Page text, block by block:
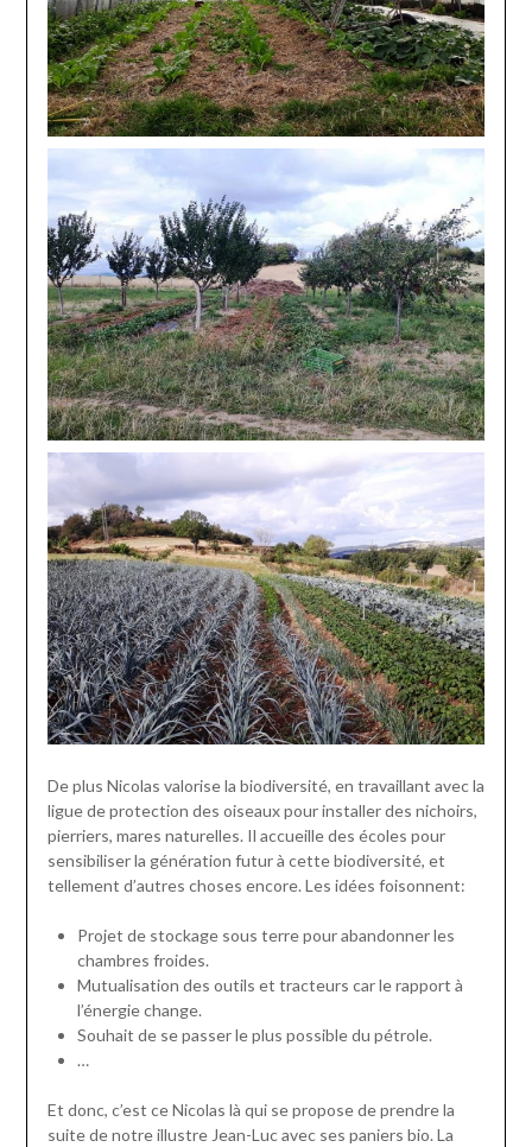
De plus Nicolas valorise la biodiversité, en travaillant avec la
ligue de protection des oiseaux pour installer des nichoirs,
pierriers, mares naturelles. Il accueille des écoles pour
sensibiliser la génération futur à cette biodiversité, et
tellement d’autres choses encore. Les idées foisonnent:
Projet de stockage sous terre pour abandonner les
chambres froides.
Mutualisation des outils et tracteurs car le rapport à
l’énergie change.
Souhait de se passer le plus possible du pétrole.
…
Et donc, c’est ce Nicolas là qui se propose de prendre la
suite de notre illustre Jean-Luc avec ses paniers bio. La